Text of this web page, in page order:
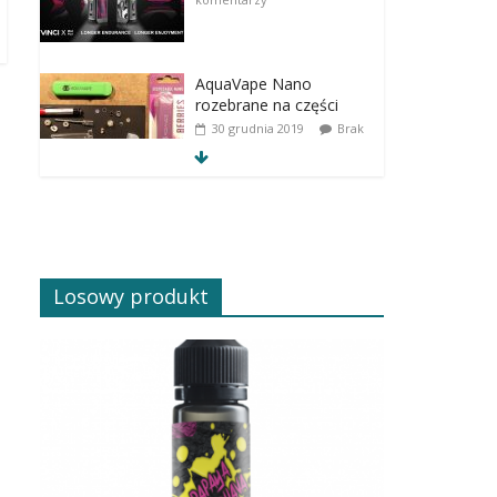
AquaVape Nano
rozebrane na części
30 grudnia 2019
Brak
komentarzy
Losowy produkt